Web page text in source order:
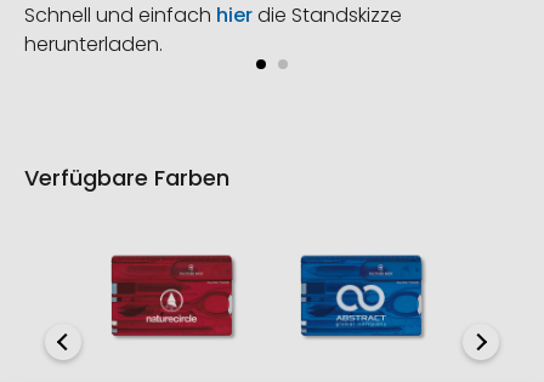
Schnell und einfach hierdie Standskizze
herunterladen.
Verfügbare Farben